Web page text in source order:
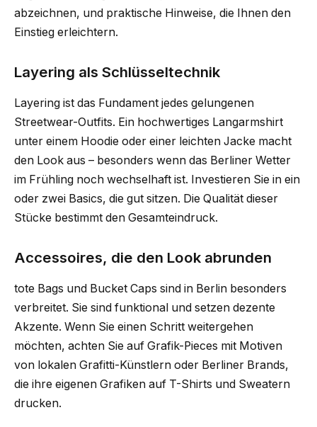
abzeichnen, und praktische Hinweise, die Ihnen den
Einstieg erleichtern.
Layering als Schlüsseltechnik
Layering ist das Fundament jedes gelungenen
Streetwear-Outfits. Ein hochwertiges Langarmshirt
unter einem Hoodie oder einer leichten Jacke macht
den Look aus – besonders wenn das Berliner Wetter
im Frühling noch wechselhaft ist. Investieren Sie in ein
oder zwei Basics, die gut sitzen. Die Qualität dieser
Stücke bestimmt den Gesamteindruck.
Accessoires, die den Look abrunden
tote Bags und Bucket Caps sind in Berlin besonders
verbreitet. Sie sind funktional und setzen dezente
Akzente. Wenn Sie einen Schritt weitergehen
möchten, achten Sie auf Grafik-Pieces mit Motiven
von lokalen Grafitti-Künstlern oder Berliner Brands,
die ihre eigenen Grafiken auf T-Shirts und Sweatern
drucken.